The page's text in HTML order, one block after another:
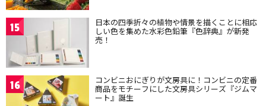
15 日本の四季折々の植物や情景を描くことに相応
しい色を集めた水彩色鉛筆『色辞典』が新発
売！
16 コンビニおにぎりが文房具に！コンビニの定番
商品をモチーフにした文房具シリーズ『ジムマ
ート』誕生